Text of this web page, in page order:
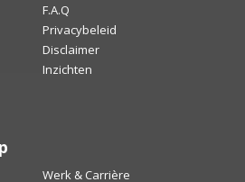
F.A.Q
Privacybeleid
Disclaimer
Inzichten
Werk & Carrière